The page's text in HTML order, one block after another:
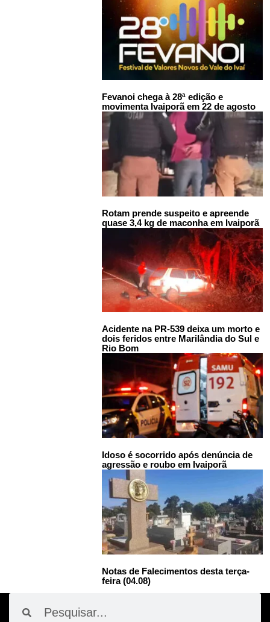
Fevanoi chega à 28ª edição e
movimenta Ivaiporã em 22 de agosto
Rotam prende suspeito e apreende
quase 3,4 kg de maconha em Ivaiporã
Acidente na PR-539 deixa um morto e
dois feridos entre Marilândia do Sul e
Rio Bom
Idoso é socorrido após denúncia de
agressão e roubo em Ivaiporã
Notas de Falecimentos desta terça-
feira (04.08)